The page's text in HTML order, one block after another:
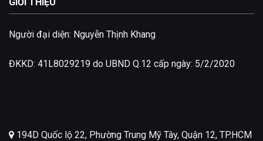
Người đại diện: Nguyễn Thịnh Khang
ĐKKD: 41L8029219 do UBND Q.12 cấp ngày: 5/2/2020
194D Quốc lộ 22, Phường Trung Mỹ Tây, Quận 12, TP.HCM